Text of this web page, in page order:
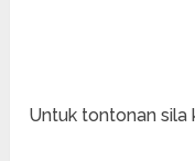
Untuk tontonan sila